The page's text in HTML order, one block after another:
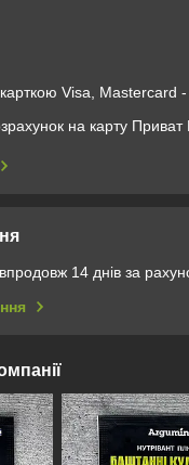
Visa, Mastercard
на карту Приват
14 днів за